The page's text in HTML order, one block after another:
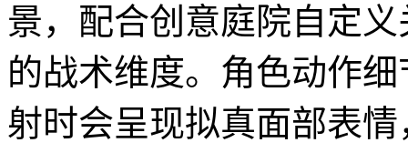
景，配合创意庭院自定
的战术维度。角色动作
射时会呈现拟真面部表